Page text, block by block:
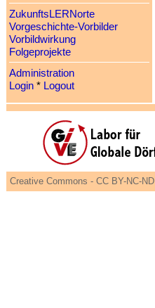
ZukunftsLERNorte
Vorgeschichte-Vorbilder
Vorbildwirkung
Folgeprojekte
Administration
Login* Logout
Creative Commons - CC BY-NC-ND